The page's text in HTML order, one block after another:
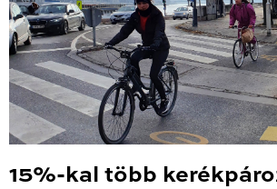
15%-kal több